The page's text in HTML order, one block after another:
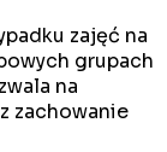
zajęć na
grupach
na
zachowanie